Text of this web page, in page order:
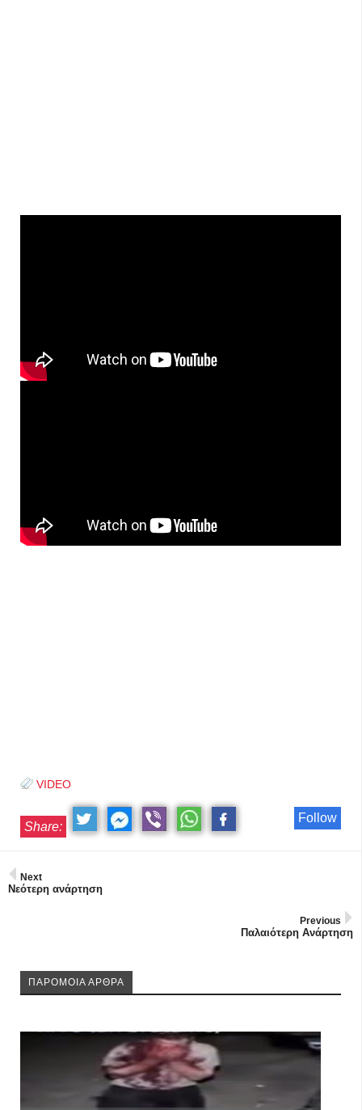
VIDEO
Follow
Share:
Next
Νεότερη ανάρτηση
Previous
Παλαιότερη Ανάρτηση
ΠΑΡΟΜΟΙΑ ΑΡΘΡΑ